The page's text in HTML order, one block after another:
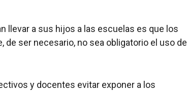
llevar a sus hijos a las escuelas es que los
de ser necesario, no sea obligatorio el uso de
y docentes evitar exponer a los